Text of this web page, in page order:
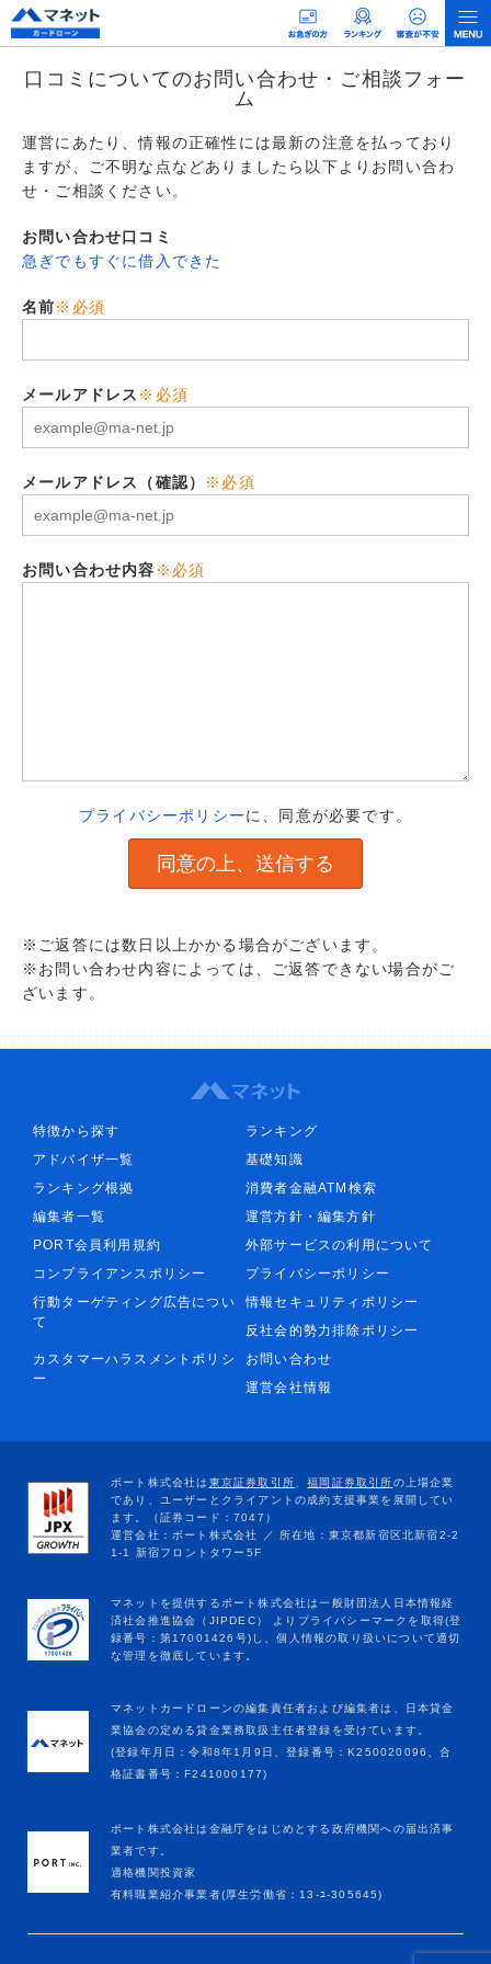
口コミについてのお問い合わせ・ご相談フォー
ム
運営にあたり、情報の正確性には最新の注意を払っており
ますが、ご不明な点などありましたら以下よりお問い合わ
せ・ご相談ください。
お問い合わせ口コミ
急ぎでもすぐに借入できた
名前※必須
メールアドレス ※必須
メールアドレス（確認） ※必須
お問い合わせ内容 ※必須
プライバシーポリシーに、同意が必要です。
※ご返答には数日以上かかる場合がございます。
※お問い合わせ内容によっては、ご返答できない場合がご
ざいます。
特徴から探す
ランキング
アドバイザ一覧
基礎知識
ランキング根拠
消費者金融ATM検索
編集者一覧
運営方針・編集方針
PORT会員利用規約
外部サービスの利用について
コンプライアンスポリシー
プライバシーポリシー
行動ターゲティング広告につい
て
情報セキュリティポリシー
反社会的勢力排除ポリシー
カスタマーハラスメントポリシ
ー
お問い合わせ
運営会社情報
マネットカードローンの編集責任者および編集者は、日本貸金
業協会の定める貸金業務取扱主任者登録を受けています。
(登録年月日：令和8年1月9日、登録番号：K250020096、合
格証書番号：F241000177)
ポート株式会社は金融庁をはじめとする政府機関への届出済事
業者です。
適格機関投資家
有料職業紹介事業者(厚生労働省：13-ﾕ-305645)